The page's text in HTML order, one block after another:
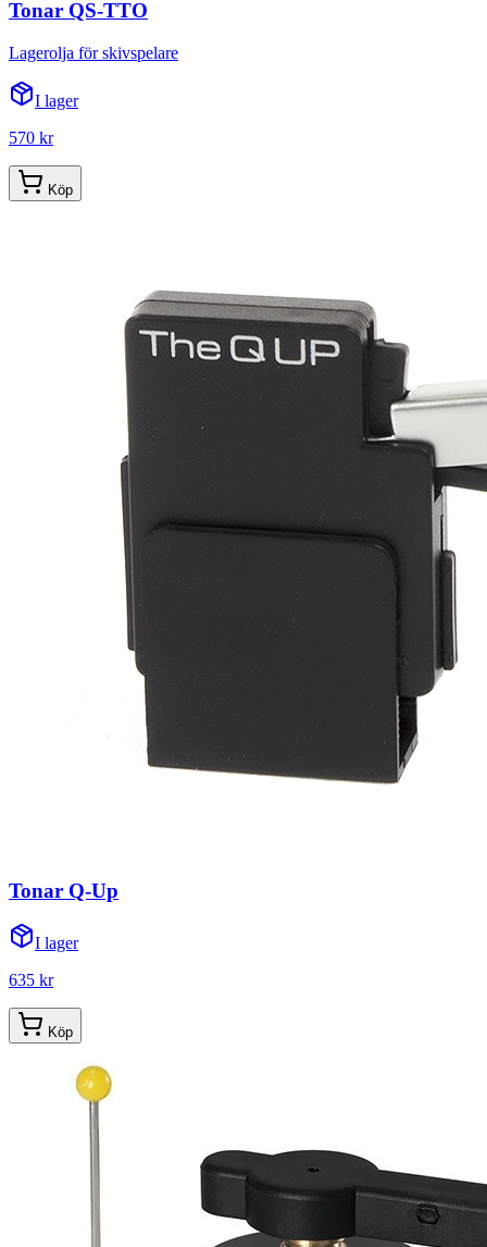
Tonar QS-TTO
Lagerolja för skivspelare
I lager
570 kr
Köp
Tonar Q-Up
I lager
635 kr
Köp